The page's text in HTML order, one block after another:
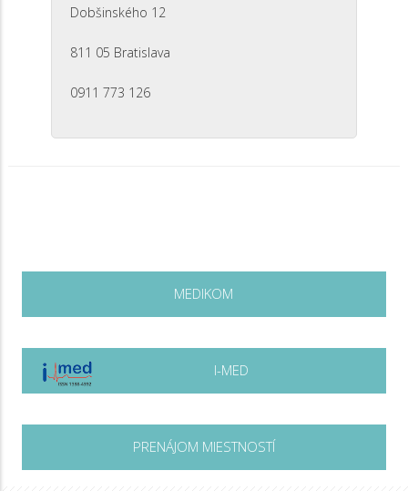
Dobšinského 12
811 05 Bratislava
0911 773 126
MEDIKOM
I-MED
PRENÁJOM MIESTNOSTÍ